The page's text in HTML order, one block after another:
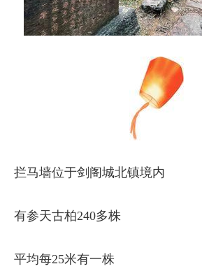
拦马墙位于剑阁城北镇境内
有参天古柏240多株
平均每25米有一株